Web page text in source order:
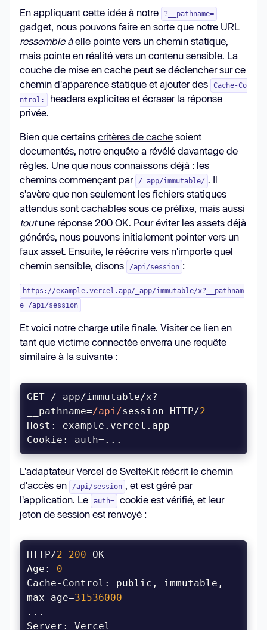
En appliquant cette idée à notre ?__pathname=
gadget, nous pouvons faire en sorte que notre URL
ressemble àelle pointe vers un chemin statique,
mais pointe en réalité vers un contenu sensible. La
couche de mise en cache peut se déclencher sur ce
chemin d'apparence statique et ajouter des
Cache-Co
ntrol:
headers explicites et écraser la réponse
privée.
Bien que certains critères de cache soient
documentés, notre enquête a révélé davantage de
règles. Une que nous connaissons déjà : les
chemins commençant par
/_app/immutable/ . Il
s'avère que non seulement les fichiers statiques
attendus sont cachables sous ce préfixe, mais aussi
toutune réponse 200 OK. Pour éviter les assets déjà
générés, nous pouvons initialement pointer vers un
faux asset. Ensuite, le réécrire vers n'importe quel
chemin sensible, disons
/api/session :
https://example.vercel.app/_app/immutable/x?__pathnam
e=/api/session
Et voici notre charge utile finale. Visiter ce lien en
tant que victime connectée enverra une requête
similaire à la suivante :
GET /_app/immutable/x?
__pathname=/api/session HTTP/2
Host
Cookie
L'adaptateur Vercel de SvelteKit réécrit le chemin
d'accès en
/api/session , et est géré par
l'application. Le
auth=
cookie est vérifié, et leur
jeton de session est renvoyé :
HTTP/2 200
Age : 0
Cache-Control: public, immutable,
max-age=31536000
Server